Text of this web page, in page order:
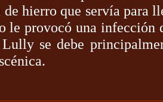
de hierro que servía para
le provocó una infección
se debe